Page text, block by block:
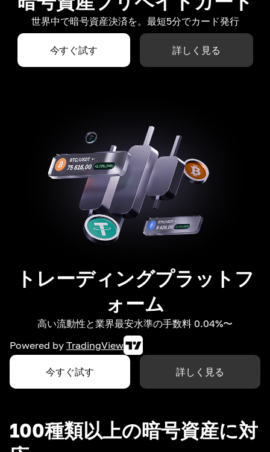
世界中で暗号資産決済を。最短5分でカード発行
今すぐ試す 詳しく見る
トレーディングプラットフ
ォーム
高い流動性と業界最安水準の手数料 0.04%〜
Powered by TradingView
今すぐ試す 詳しく見る
100種類以上の暗号資産に対